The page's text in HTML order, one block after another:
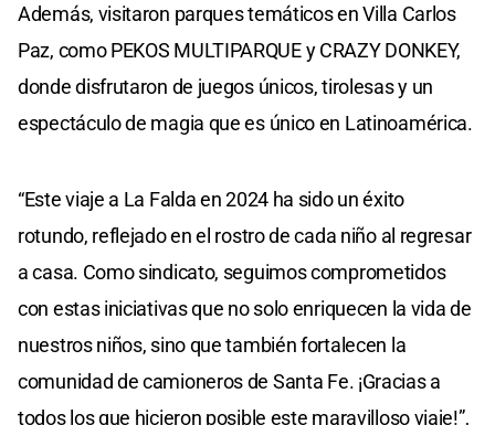
Además, visitaron parques temáticos en Villa Carlos
Paz, como PEKOS MULTIPARQUE y CRAZY DONKEY,
donde disfrutaron de juegos únicos, tirolesas y un
espectáculo de magia que es único en Latinoamérica.
“Este viaje a La Falda en 2024 ha sido un éxito
rotundo, reflejado en el rostro de cada niño al regresar
a casa. Como sindicato, seguimos comprometidos
con estas iniciativas que no solo enriquecen la vida de
nuestros niños, sino que también fortalecen la
comunidad de camioneros de Santa Fe. ¡Gracias a
todos los que hicieron posible este maravilloso viaje!”,